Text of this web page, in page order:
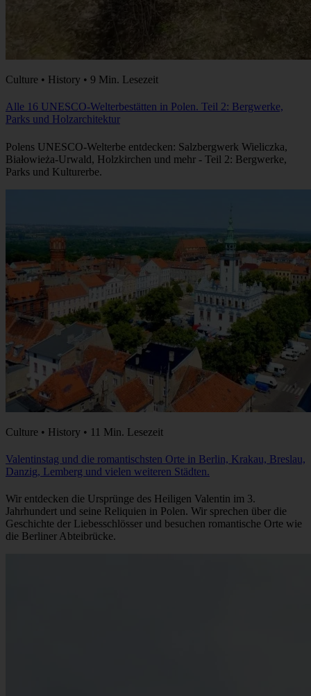
Culture • History • 9 Min. Lesezeit
Alle 16 UNESCO-Welterbestätten in Polen. Teil 2: Bergwerke,
Parks und Holzarchitektur
Polens UNESCO-Welterbe entdecken: Salzbergwerk Wieliczka,
Białowieża-Urwald, Holzkirchen und mehr - Teil 2: Bergwerke,
Parks und Kulturerbe.
Culture • History • 11 Min. Lesezeit
Valentinstag und die romantischsten Orte in Berlin, Krakau, Breslau,
Danzig, Lemberg und vielen weiteren Städten.
Wir entdecken die Ursprünge des Heiligen Valentin im 3.
Jahrhundert und seine Reliquien in Polen. Wir sprechen über die
Geschichte der Liebesschlösser und besuchen romantische Orte wie
die Berliner Abteibrücke.